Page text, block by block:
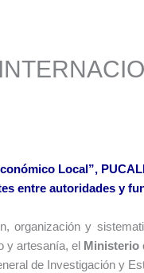
Local”,
entre autoridades y
organización y
y artesanía, el Ministerio
de Investigación y